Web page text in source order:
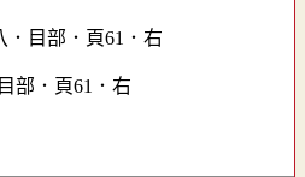
部．頁61．右